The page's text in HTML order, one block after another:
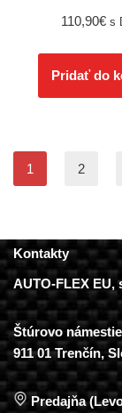
110,90€ s
Pridať do
1 2
Kontakty
AUTO-FLEX EU,
Štúrovo námestie
911 01 Trenčín,
Predajňa